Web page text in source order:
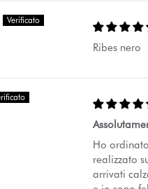
Ribes nero
Ho
realizzato
arrivati